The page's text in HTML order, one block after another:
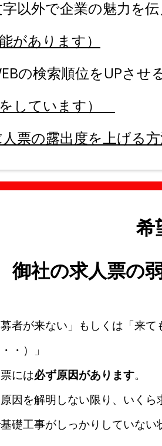
以外で企業の魅力を
があります）
の検索順位をUPさせ
しています）
票の露出度を上げる
希
御社の求人票の
募者が来ない」もしくは「来
・）」
には必ず原因があります。
因を解明しない限り、いく
礎工事がしっかりしていな